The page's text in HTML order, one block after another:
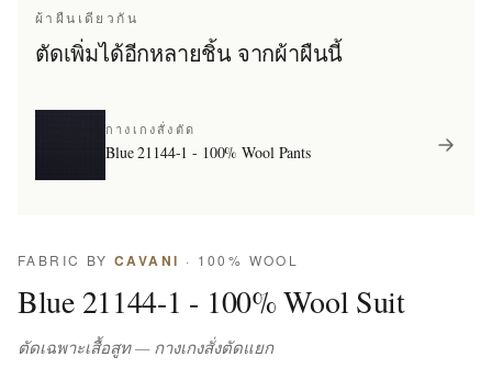
ผ้าผืนเดียวกัน
ตัดเพิ่มได้อีกหลายชิ้น จากผ้าผืนนี้
กางเกงสั่งตัด
Blue 21144-1 - 100% Wool Pants
FABRIC BY CAVANI · 100% WOOL
Blue 21144-1 - 100% Wool Suit
ตัดเฉพาะเสื้อสูท — กางเกงสั่งตัดแยก